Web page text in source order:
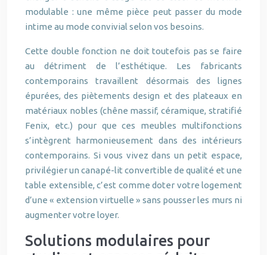
modulable : une même pièce peut passer du mode
intime au mode convivial selon vos besoins.
Cette double fonction ne doit toutefois pas se faire
au détriment de l’esthétique. Les fabricants
contemporains travaillent désormais des lignes
épurées, des piètements design et des plateaux en
matériaux nobles (chêne massif, céramique, stratifié
Fenix, etc.) pour que ces meubles multifonctions
s’intègrent harmonieusement dans des intérieurs
contemporains. Si vous vivez dans un petit espace,
privilégier un canapé-lit convertible de qualité et une
table extensible, c’est comme doter votre logement
d’une « extension virtuelle » sans pousser les murs ni
augmenter votre loyer.
Solutions modulaires pour